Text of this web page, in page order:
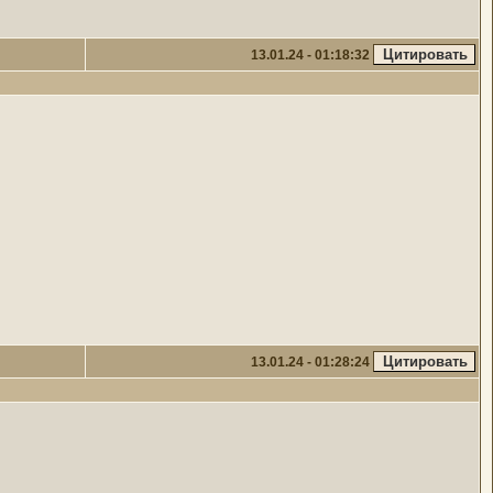
13.01.24 - 01:18:32
13.01.24 - 01:28:24